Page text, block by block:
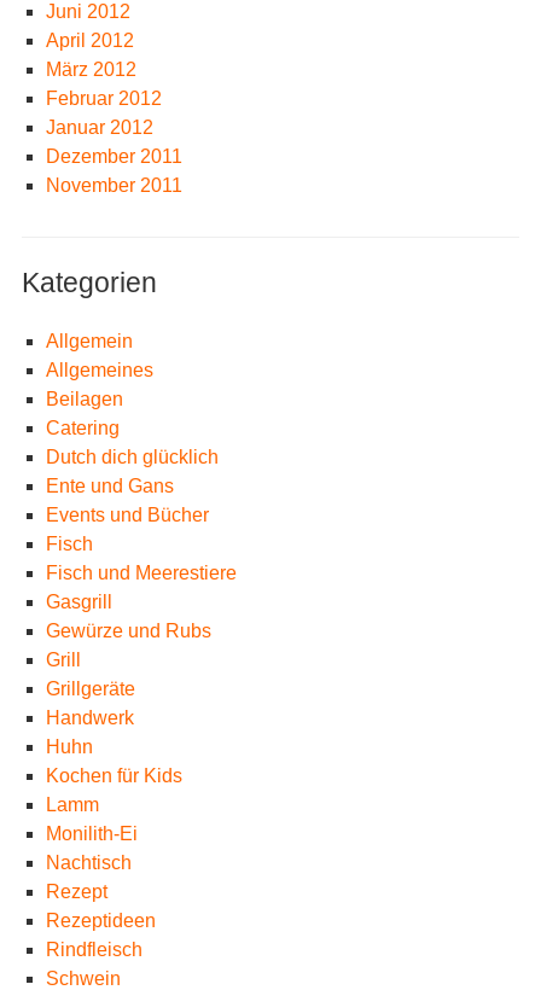
Juni 2012
April 2012
März 2012
Februar 2012
Januar 2012
Dezember 2011
November 2011
Kategorien
Allgemein
Allgemeines
Beilagen
Catering
Dutch dich glücklich
Ente und Gans
Events und Bücher
Fisch
Fisch und Meerestiere
Gasgrill
Gewürze und Rubs
Grill
Grillgeräte
Handwerk
Huhn
Kochen für Kids
Lamm
Monilith-Ei
Nachtisch
Rezept
Rezeptideen
Rindfleisch
Schwein